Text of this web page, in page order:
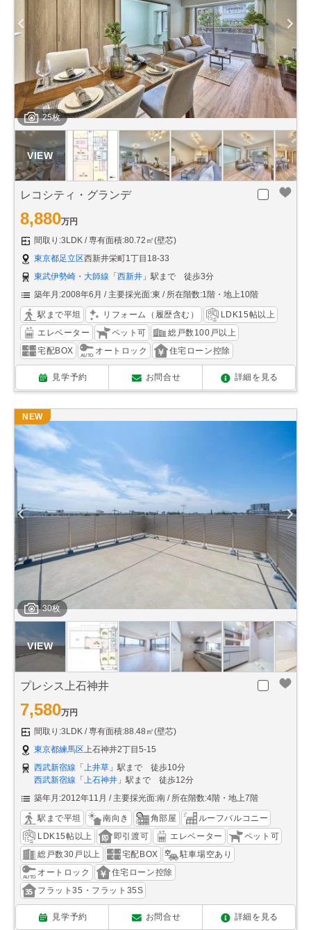
25枚
レコシティ・グランデ
8,880万円
間取り:3LDK
専有面積:80.72㎡(壁芯)
東京都足立区西新井栄町1丁目18-33
東武伊勢崎・大師線 「 西新井 」駅まで 徒歩3分
築年月:2008年6月
主要採光面:東 所在階数:1階・地上10階
駅まで平坦 リフォーム（履歴含む）
LDK15帖以上
エレベーター
ペット可
総戸数100戸以上
宅配BOX
オートロック 住宅ローン控除
見学予約 お問合せ 詳細を見る
30枚
NEW
プレシス上石神井
7,580万円
間取り:3LDK
専有面積:88.48㎡(壁芯)
東京都練馬区 上石神井2丁目5-15
西武新宿線 「 上井草 」駅まで 徒歩10分
西武新宿線 「 上石神井 」駅まで 徒歩12分
築年月:2012年11月
主要採光面:南 所在階数:4階・地上7階
駅まで平坦 南向き 角部屋
ルーフバルコニー
LDK15帖以上
即引渡可 エレベーター
ペット可
総戸数30戸以上
宅配BOX
駐車場空あり
オートロック
住宅ローン控除
フラット35・フラット35S
見学予約 お問合せ 詳細を見る